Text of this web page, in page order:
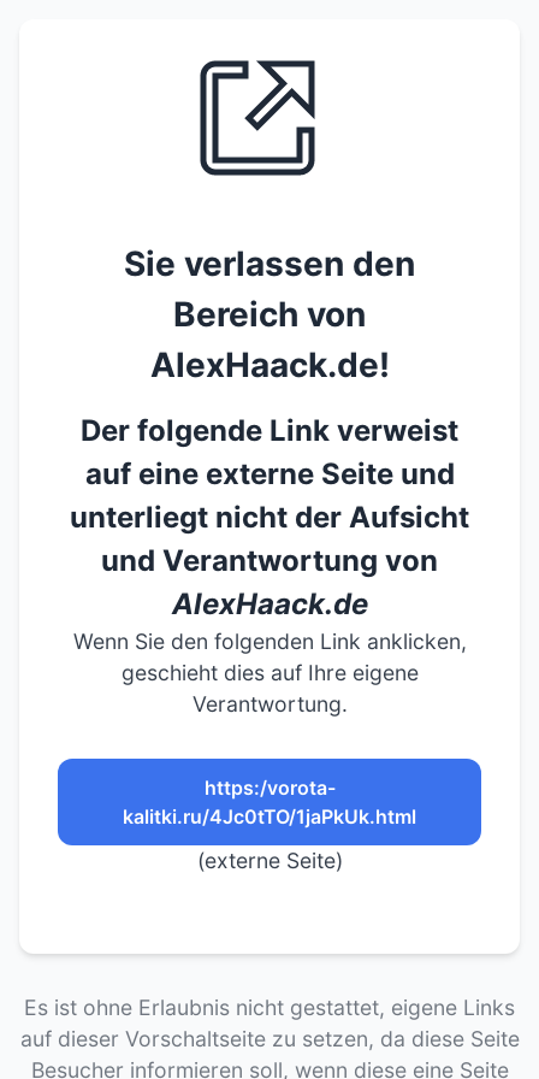
Sie verlassen den
Bereich von
AlexHaack.de!
Der folgende Link verweist
auf eine externe Seite und
unterliegt nicht der Aufsicht
und Verantwortung von
AlexHaack.de
Wenn Sie den folgenden Link anklicken,
geschieht dies auf Ihre eigene
Verantwortung.
https:/vorota-
kalitki.ru/4Jc0tTO/1jaPkUk.html
(externe Seite)
Es ist ohne Erlaubnis nicht gestattet, eigene Links
auf dieser Vorschaltseite zu setzen, da diese Seite
Besucher informieren soll, wenn diese eine Seite